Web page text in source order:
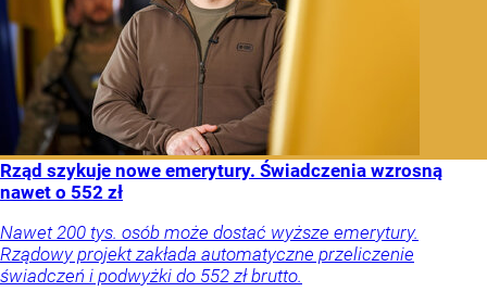
Rząd szykuje nowe emerytury. Świadczenia wzrosną
nawet o 552 zł
Nawet 200 tys. osób może dostać wyższe emerytury.
Rządowy projekt zakłada automatyczne przeliczenie
świadczeń i podwyżki do 552 zł brutto.